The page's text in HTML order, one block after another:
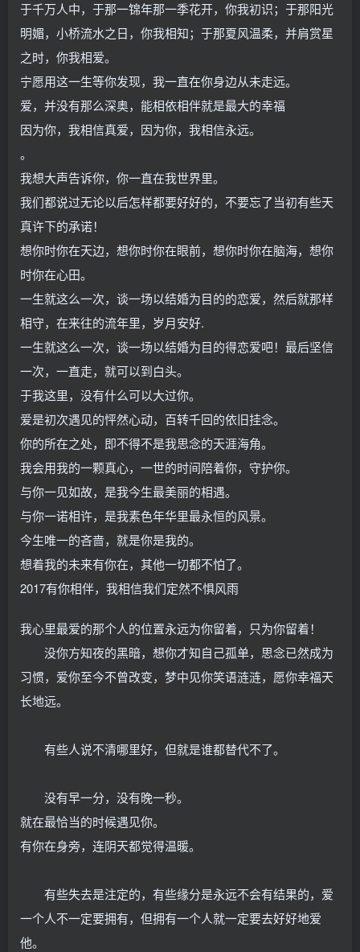
于千万人中，于那一锦年那一季花开，你我初识；于那阳光
明媚，小桥流水之日，你我相知；于那夏风温柔，并肩赏星
之时，你我相爱。
宁愿用这一生等你发现，我一直在你身边从未走远。
爱，并没有那么深奥，能相依相伴就是最大的幸福
因为你，我相信真爱，因为你，我相信永远。
。
我想大声告诉你，你一直在我世界里。
我们都说过无论以后怎样都要好好的，不要忘了当初有些天
真许下的承诺！
想你时你在天边，想你时你在眼前，想你时你在脑海，想你
时你在心田。
一生就这么一次，谈一场以结婚为目的的恋爱，然后就那样
相守，在来往的流年里，岁月安好.
一生就这么一次，谈一场以结婚为目的得恋爱吧！最后坚信
一次，一直走，就可以到白头。
于我这里，没有什么可以大过你。
爱是初次遇见的怦然心动，百转千回的依旧挂念。
你的所在之处，即不得不是我思念的天涯海角。
我会用我的一颗真心，一世的时间陪着你，守护你。
与你一见如故，是我今生最美丽的相遇。
与你一诺相许，是我素色年华里最永恒的风景。
今生唯一的吝啬，就是你是我的。
想着我的未来有你在，其他一切都不怕了。
2017有你相伴，我相信我们定然不惧风雨
我心里最爱的那个人的位置永远为你留着，只为你留着！
没你方知夜的黑暗，想你才知自己孤单，思念已然成为
习惯，爱你至今不曾改变，梦中见你笑语涟涟，愿你幸福天
长地远。
有些人说不清哪里好，但就是谁都替代不了。
没有早一分，没有晚一秒。
就在最恰当的时候遇见你。
有你在身旁，连阴天都觉得温暖。
有些失去是注定的，有些缘分是永远不会有结果的，爱
一个人不一定要拥有，但拥有一个人就一定要去好好地爱
他。